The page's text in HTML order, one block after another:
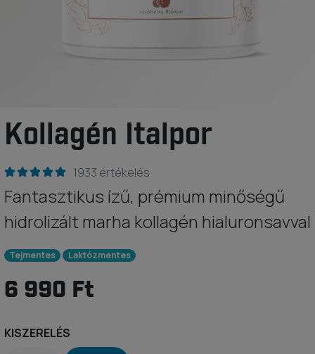
Kollagén Italpor
1933 értékelés
Fantasztikus ízű, prémium minőségű
hidrolizált marha kollagén hialuronsavval
Tejmentes Laktózmentes
6 990 Ft
KISZERELÉS